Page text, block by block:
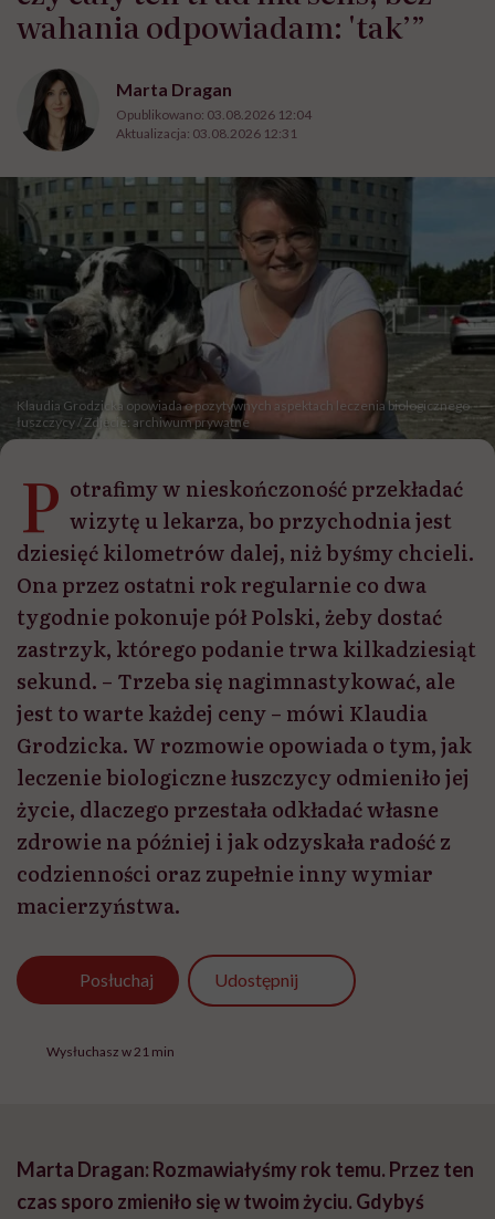
wahania odpowiadam: 'tak’”
Marta Dragan
Opublikowano: 03.08.2026 12:04
Aktualizacja: 03.08.2026 12:31
Klaudia Grodzicka opowiada o pozytywnych aspektach leczenia biologicznego
łuszczycy / Zdjęcie: archiwum prywatne
P otrafimy w nieskończoność przekładać
wizytę u lekarza, bo przychodnia jest
dziesięć kilometrów dalej, niż byśmy chcieli.
Ona przez ostatni rok regularnie co dwa
tygodnie pokonuje pół Polski, żeby dostać
zastrzyk, którego podanie trwa kilkadziesiąt
sekund. – Trzeba się nagimnastykować, ale
jest to warte każdej ceny – mówi Klaudia
Grodzicka. W rozmowie opowiada o tym, jak
leczenie biologiczne łuszczycy odmieniło jej
życie, dlaczego przestała odkładać własne
zdrowie na później i jak odzyskała radość z
codzienności oraz zupełnie inny wymiar
macierzyństwa.
Posłuchaj Udostępnij
Wysłuchasz w 21 min
Marta Dragan: Rozmawiałyśmy rok temu. Przez ten
czas sporo zmieniło się w twoim życiu. Gdybyś